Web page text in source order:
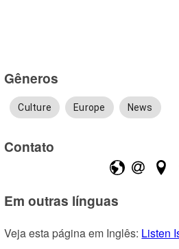
Gêneros
Culture Europe News
Contato
Em outras línguas
Veja esta página em Inglês: Listen